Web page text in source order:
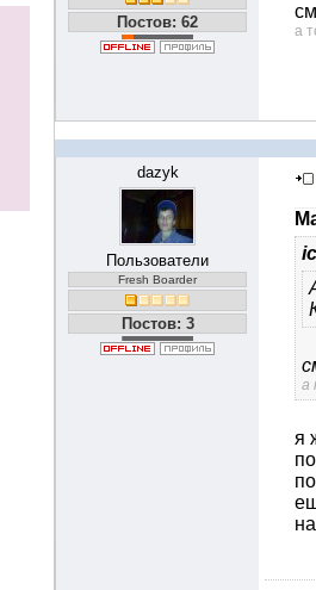
Постов: 62 а
dazyk
Пользователи
Fresh Boarder
Постов: 3
а
я